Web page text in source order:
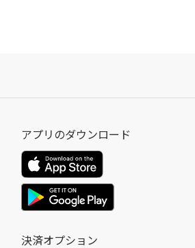
アプリのダウンロード
決済オプション